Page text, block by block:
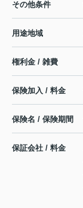
その他条件
用途地域
権利金 / 雑費
保険加入 / 料金
保険名 / 保険期間
保証会社 / 料金